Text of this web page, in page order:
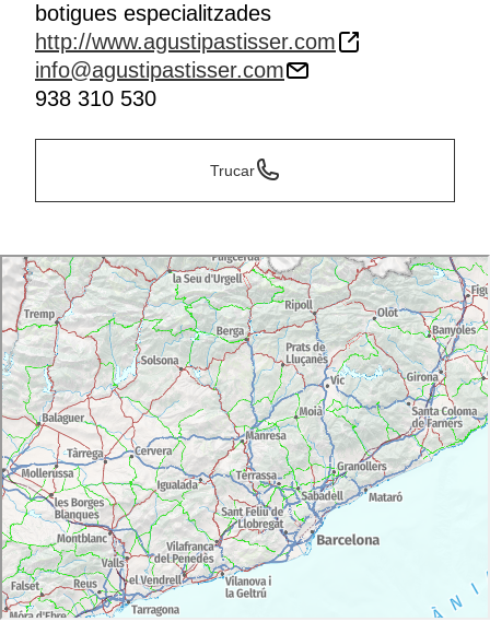
botigues especialitzades
http://www.agustipastisser.com
info@agustipastisser.com
938 310 530
Trucar